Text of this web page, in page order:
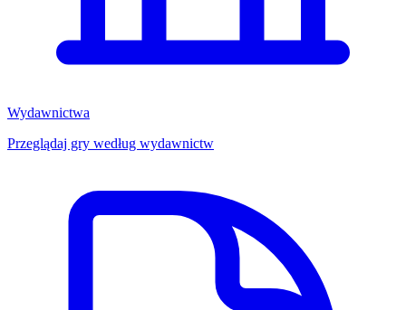
Wydawnictwa
Przeglądaj gry według wydawnictw